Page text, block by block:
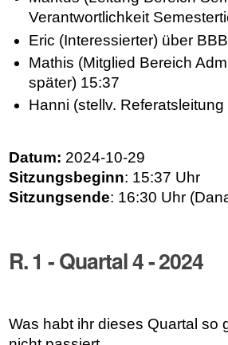
Verantwortlichkeit
Eric (Interessierter) über BBB
Mathis (Mitglied Bereich
später) 15:37
Hanni (stellv.
Datum: 2024-10-29
Sitzungsbeginn: 15:37 Uhr
Sitzungsende: 16:30 Uhr
R. 1 - Quartal 4 - 2024
Was habt ihr dieses Quartal so